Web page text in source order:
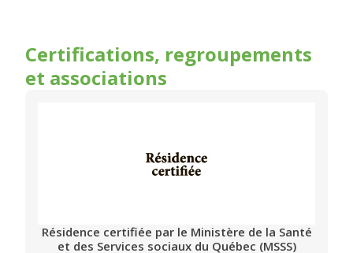
Certifications, regroupements
et associations
Résidence certifiée par le Ministère de la Santé
et des Services sociaux du Québec (MSSS)